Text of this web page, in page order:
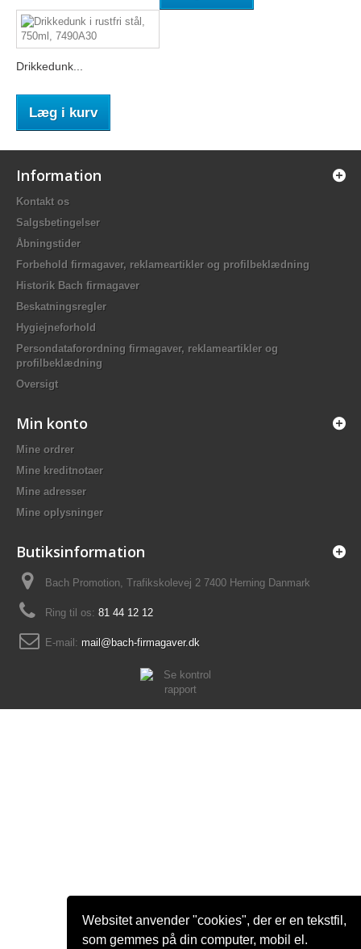
Websitet anvender "cookies", der er en tekstfil,
som gemmes på din computer, mobil el.
Drikkedunk...
Læg i kurv
Information
Kontakt os
Salgsbetingelser
Åbningstider
Forbehold firmagaver, reklameartikler og profilbeklædning
Historik Bach firmagaver
Beskatningsregler
Hygiejneforhold
Persondataforordning firmagaver, reklameartikler og
profilbeklædning
Oversigt
Min konto
Mine ordrer
Mine kreditnotaer
Mine adresser
Mine oplysninger
Butiksinformation
Bach Promotion, Trafikskolevej 2 7400 Herning Danmark
Ring til os: 81 44 12 12
E-mail: mail@bach-firmagaver.dk